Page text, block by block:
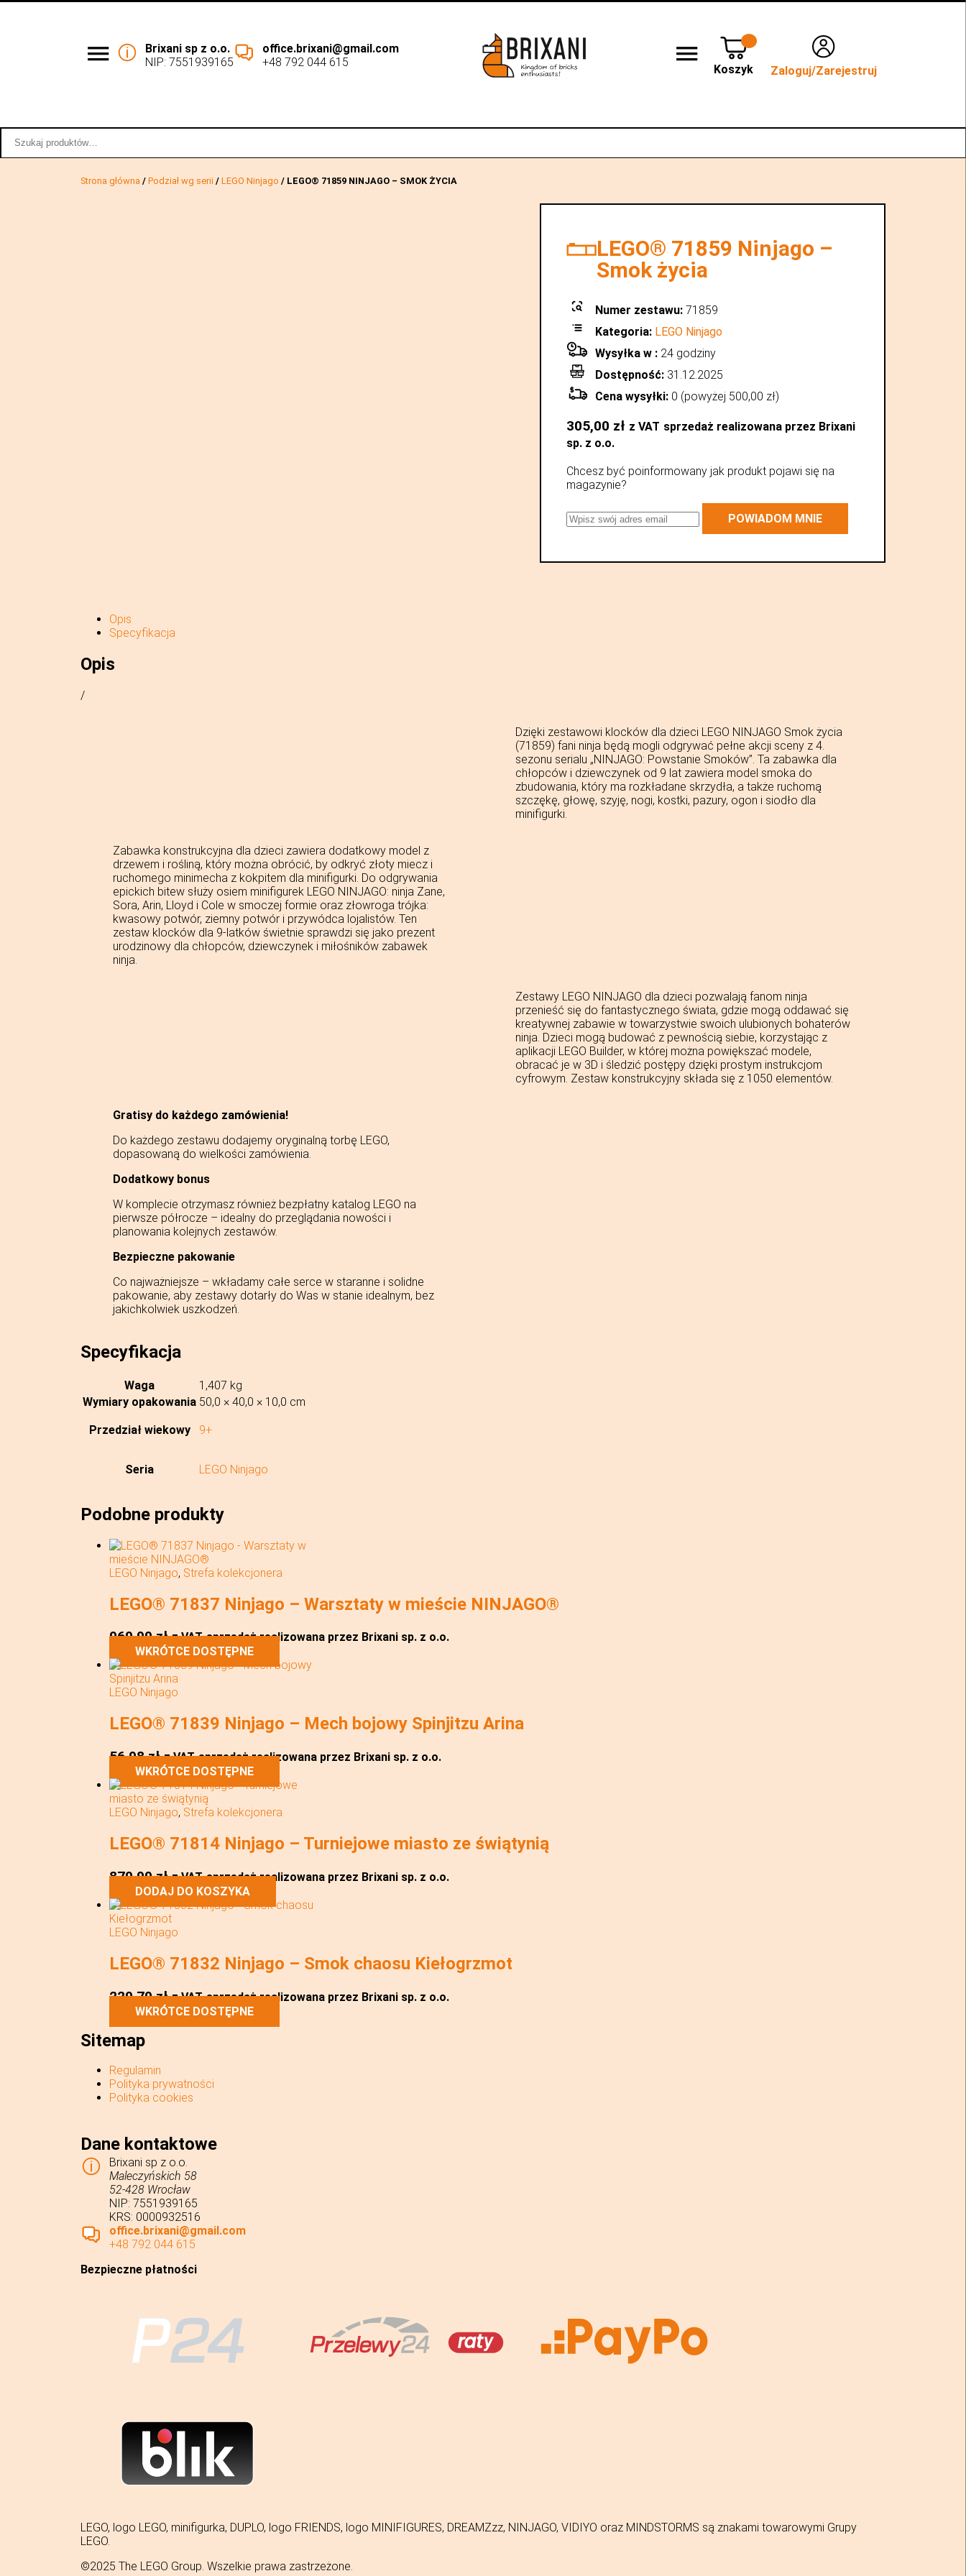
Brixani sp z o.o.
NIP: 7551939165
office.brixani@gmail.com
+48 792 044 615
Koszyk Zaloguj/Zarejestruj
Strona główna / Podział wg serii / LEGO Ninjago / LEGO® 71859 NINJAGO – SMOK ŻYCIA
LEGO® 71859 Ninjago –
Smok życia
Numer zestawu: 71859
Kategoria: LEGO Ninjago
Wysyłka w : 24 godziny
Dostępność: 31.12.2025
Cena wysyłki: 0 (powyżej 500,00 zł)
305,00 zł z VAT sprzedaż realizowana przez Brixani
sp. z o.o.
Chcesz być poinformowany jak produkt pojawi się na
magazynie?
POWIADOM MNIE
Opis
Specyfikacja
Opis
/
Dzięki zestawowi klocków dla dzieci LEGO NINJAGO Smok życia
(71859) fani ninja będą mogli odgrywać pełne akcji sceny z 4.
sezonu serialu „NINJAGO: Powstanie Smoków”. Ta zabawka dla
chłopców i dziewczynek od 9 lat zawiera model smoka do
zbudowania, który ma rozkładane skrzydła, a także ruchomą
szczękę, głowę, szyję, nogi, kostki, pazury, ogon i siodło dla
minifigurki.
Zabawka konstrukcyjna dla dzieci zawiera dodatkowy model z
drzewem i rośliną, który można obrócić, by odkryć złoty miecz i
ruchomego minimecha z kokpitem dla minifigurki. Do odgrywania
epickich bitew służy osiem minifigurek LEGO NINJAGO: ninja Zane,
Sora, Arin, Lloyd i Cole w smoczej formie oraz złowroga trójka:
kwasowy potwór, ziemny potwór i przywódca lojalistów. Ten
zestaw klocków dla 9-latków świetnie sprawdzi się jako prezent
urodzinowy dla chłopców, dziewczynek i miłośników zabawek
ninja.
Zestawy LEGO NINJAGO dla dzieci pozwalają fanom ninja
przenieść się do fantastycznego świata, gdzie mogą oddawać się
kreatywnej zabawie w towarzystwie swoich ulubionych bohaterów
ninja. Dzieci mogą budować z pewnością siebie, korzystając z
aplikacji LEGO Builder, w której można powiększać modele,
obracać je w 3D i śledzić postępy dzięki prostym instrukcjom
cyfrowym. Zestaw konstrukcyjny składa się z 1050 elementów.
Gratisy do każdego zamówienia!
Do każdego zestawu dodajemy oryginalną torbę LEGO,
dopasowaną do wielkości zamówienia.
Dodatkowy bonus
W komplecie otrzymasz również bezpłatny katalog LEGO na
pierwsze półrocze – idealny do przeglądania nowości i
planowania kolejnych zestawów.
Bezpieczne pakowanie
Co najważniejsze – wkładamy całe serce w staranne i solidne
pakowanie, aby zestawy dotarły do Was w stanie idealnym, bez
jakichkolwiek uszkodzeń.
Specyfikacja
Waga
1,407 kg
Wymiary opakowania 50,0 × 40,0 × 10,0 cm
Przedział wiekowy 9+
Seria LEGO Ninjago
Podobne produkty
LEGO Ninjago, Strefa kolekcjonera
LEGO® 71837 Ninjago – Warsztaty w mieście NINJAGO®
969,99zł z VAT sprzedaż realizowana przez Brixani sp. z o.o.
WKRÓTCE DOSTĘPNE
LEGO Ninjago
LEGO® 71839 Ninjago – Mech bojowy Spinjitzu Arina
56,98zł z VAT sprzedaż realizowana przez Brixani sp. z o.o.
WKRÓTCE DOSTĘPNE
LEGO Ninjago, Strefa kolekcjonera
LEGO® 71814 Ninjago – Turniejowe miasto ze świątynią
879,99zł z VAT sprzedaż realizowana przez Brixani sp. z o.o.
DODAJ DO KOSZYKA
LEGO Ninjago
LEGO® 71832 Ninjago – Smok chaosu Kiełogrzmot
229,79zł z VAT sprzedaż realizowana przez Brixani sp. z o.o.
WKRÓTCE DOSTĘPNE
Sitemap
Regulamin
Polityka prywatności
Polityka cookies
Dane kontaktowe
Brixani sp z o.o.
Maleczyńskich 58
52-428 Wrocław
NIP: 7551939165
KRS: 0000932516
office.brixani@gmail.com
+48 792 044 615
Bezpieczne płatności
LEGO, logo LEGO, minifigurka, DUPLO, logo FRIENDS, logo MINIFIGURES, DREAMZzz, NINJAGO, VIDIYO oraz MINDSTORMS są znakami towarowymi Grupy
LEGO.
©2025 The LEGO Group. Wszelkie prawa zastrzeżone.